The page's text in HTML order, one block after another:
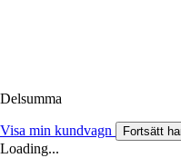
Delsumma
Visa min kundvagn Fortsätt
Loading...